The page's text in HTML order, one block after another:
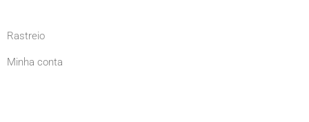
Rastreio
Minha conta